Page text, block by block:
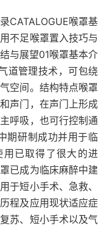
CATALOGUE喉罩基
不足喉罩置入技巧与
与展望01喉罩基本介
道管理技术，可包绕
空间。结构特点喉罩
声门，在声门上形成
呼吸，也可行控制通
期研制成功并用于临
已取得了很大的进
已成为临床麻醉中建
于短小手术、急救、
程及应用现状适应症
苏、短小手术以及气